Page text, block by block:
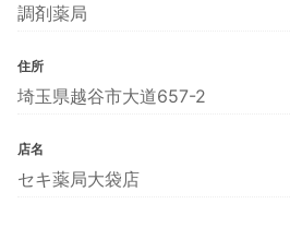
調剤薬局
住所
埼玉県越谷市大道657-2
店名
セキ薬局大袋店